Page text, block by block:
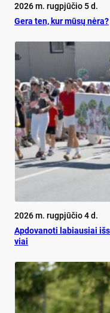
2026 m. rugpjūčio 5 d.
Ge­ra ten, kur mū­sų nė­ra?
2026 m. rugpjūčio 4 d.
Ap­do­va­no­ti la­biau­siai
viai